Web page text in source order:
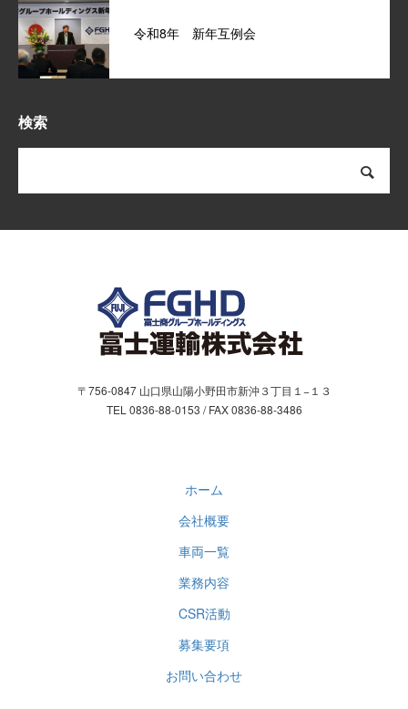
令和8年 新年互例会
検索
〒756-0847 山口県山陽小野田市新沖３丁目１−１３
TEL 0836-88-0153 / FAX 0836-88-3486
ホーム
会社概要
車両一覧
業務内容
CSR活動
募集要項
お問い合わせ